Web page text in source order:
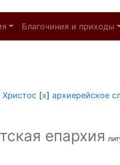
Благочиния и приходы
Христос [x] архиерейское
епархия